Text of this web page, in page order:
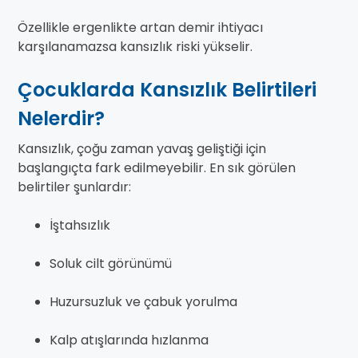
Özellikle ergenlikte artan demir ihtiyacı
karşılanamazsa kansızlık riski yükselir.
Çocuklarda Kansızlık Belirtileri
Nelerdir?
Kansızlık, çoğu zaman yavaş geliştiği için
başlangıçta fark edilmeyebilir. En sık görülen
belirtiler şunlardır:
İştahsızlık
Soluk cilt görünümü
Huzursuzluk ve çabuk yorulma
Kalp atışlarında hızlanma